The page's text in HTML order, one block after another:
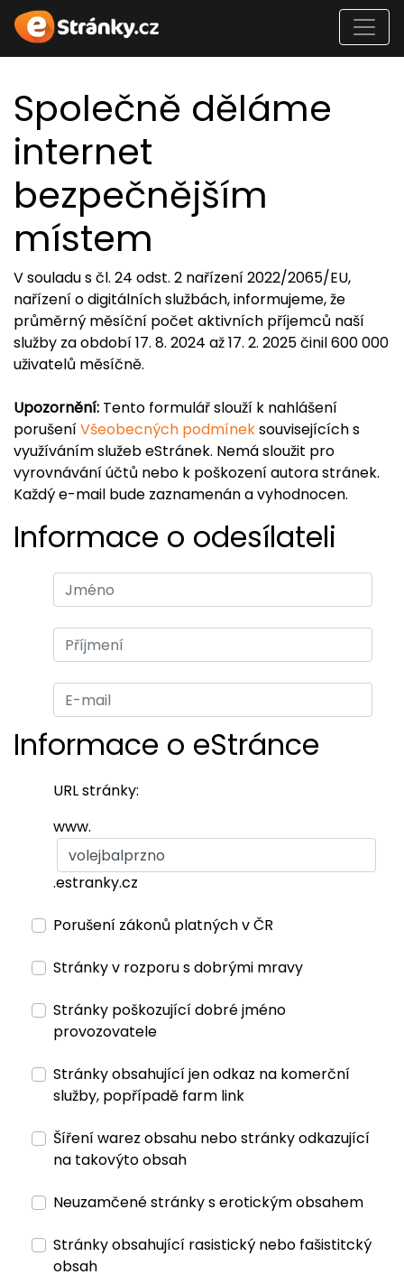
Společně děláme
internet
bezpečnějším
místem
V souladu s čl. 24 odst. 2 nařízení 2022/2065/EU,
nařízení o digitálních službách, informujeme, že
průměrný měsíční počet aktivních příjemců naší
služby za období 17. 8. 2024 až 17. 2. 2025 činil 600 000
uživatelů měsíčně.
Upozornění: Tento formulář slouží k nahlášení
porušeníVšeobecných podmíneksouvisejících s
využíváním služeb eStránek. Nemá sloužit pro
vyrovnávání účtů nebo k poškození autora stránek.
Každý e-mail bude zaznamenán a vyhodnocen.
Informace o odesílateli
Informace o eStránce
URL stránky:
www.
.estranky.cz
Porušení zákonů platných v ČR
Stránky v rozporu s dobrými mravy
Stránky poškozující dobré jméno
provozovatele
Stránky obsahující jen odkaz na komerční
služby, popřípadě farm link
Šíření warez obsahu nebo stránky odkazující
na takovýto obsah
Neuzamčené stránky s erotickým obsahem
Stránky obsahující rasistický nebo fašistitcký
obsah